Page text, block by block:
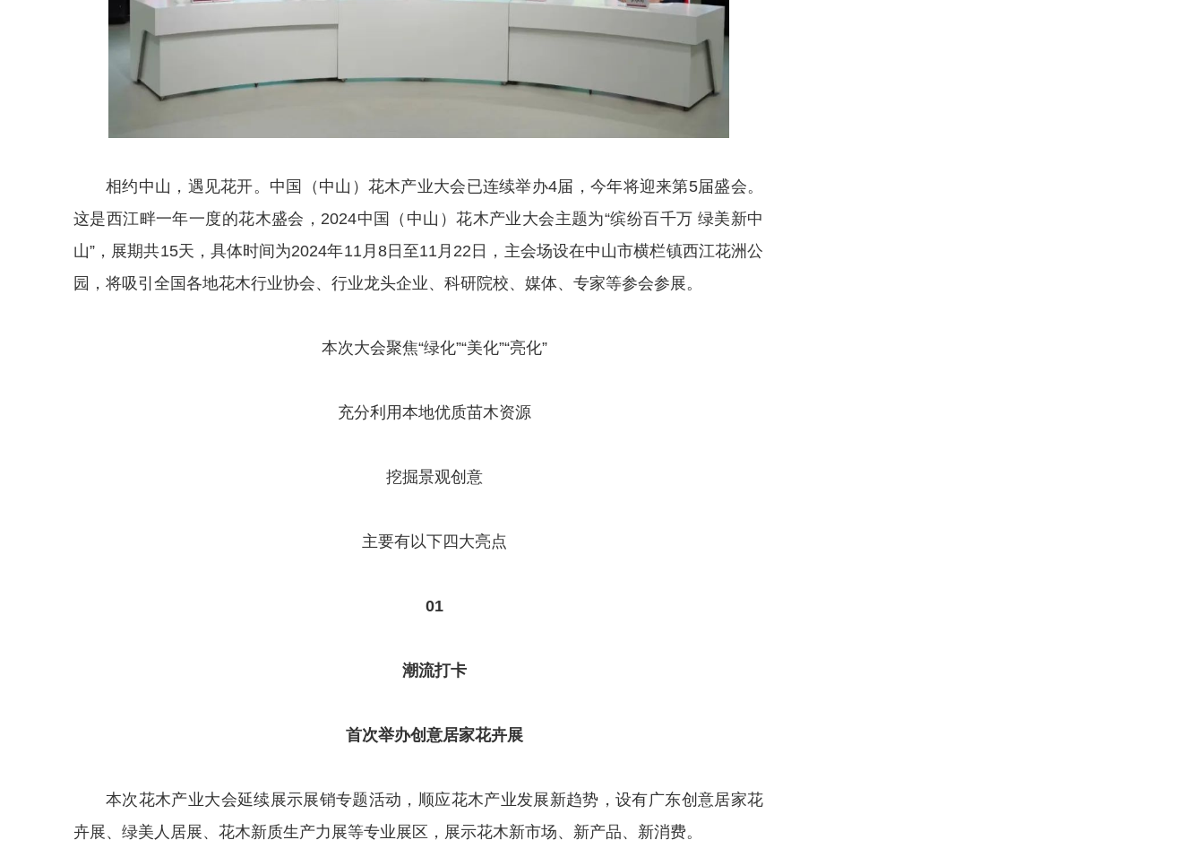
相约中山，遇见花开。中国（中山）花木产业大会已连续举办4届，今年将迎来第5届盛会。
这是西江畔一年一度的花木盛会，2024中国（中山）花木产业大会主题为“缤纷百千万 绿美新中
山”，展期共15天，具体时间为2024年11月8日至11月22日，主会场设在中山市横栏镇西江花洲公
园，将吸引全国各地花木行业协会、行业龙头企业、科研院校、媒体、专家等参会参展。
本次大会聚焦“绿化”“美化”“亮化”
充分利用本地优质苗木资源
挖掘景观创意
主要有以下四大亮点
01
潮流打卡
首次举办创意居家花卉展
本次花木产业大会延续展示展销专题活动，顺应花木产业发展新趋势，设有广东创意居家花
卉展、绿美人居展、花木新质生产力展等专业展区，展示花木新市场、新产品、新消费。